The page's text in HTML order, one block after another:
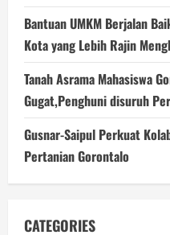
Bantuan UMKM Berjalan
Kota yang Lebih Rajin
Tanah Asrama Mahasiswa
Gugat,Penghuni disuruh
Gusnar-Saipul Perkuat
Pertanian Gorontalo
CATEGORIES